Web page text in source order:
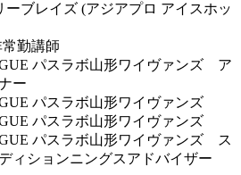
ーブレイズ (アジアプロ アイスホッ
勤講師
パスラボ山形ワイヴァンズ ア
ー
パスラボ山形ワイヴァンズ
パスラボ山形ワイヴァンズ
パスラボ山形ワイヴァンズ ス
ィションニングスアドバイザー